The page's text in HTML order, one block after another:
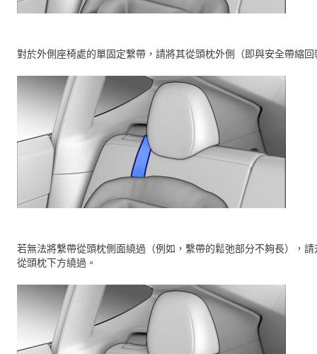
對於外側座椅處的單固定繫帶，請將其從頭枕外側（即與安全帶縮
若無法將繫帶從頭枕側面繞過（例如，繫帶的鬆弛部分不夠長），
從頭枕下方繞過。